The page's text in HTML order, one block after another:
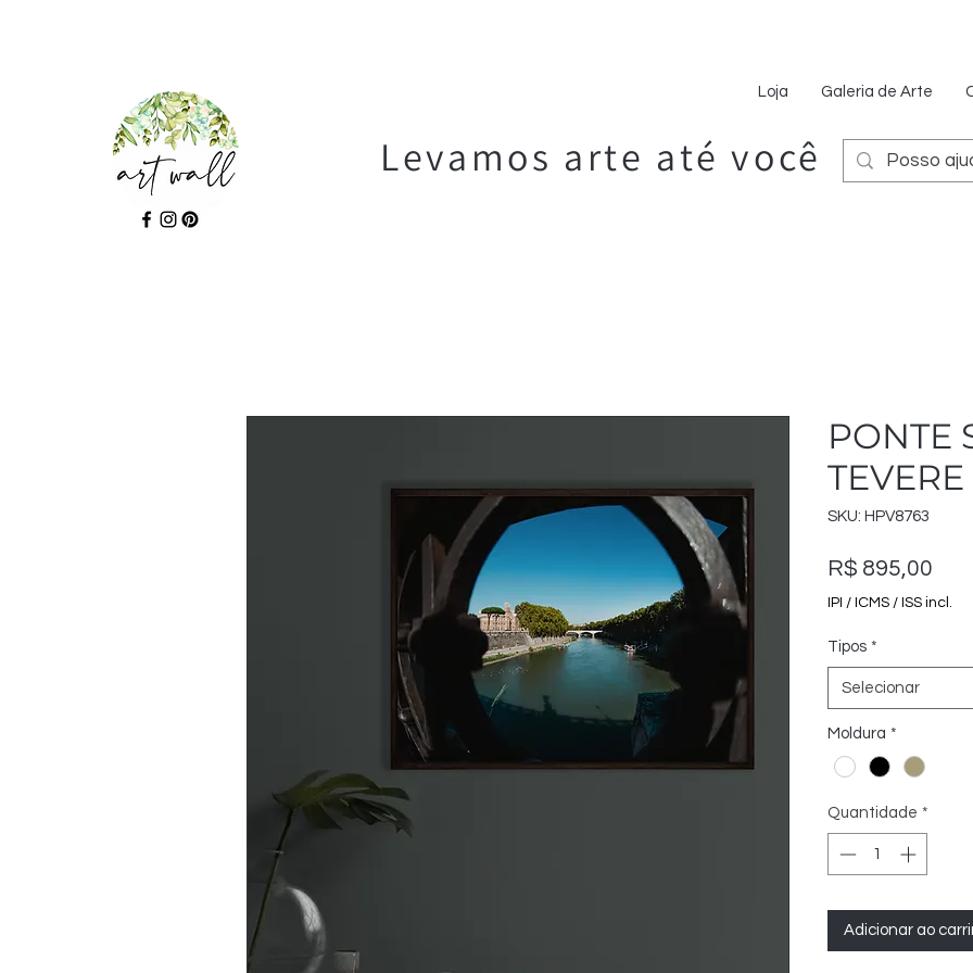
Loja Galeria de Arte
Levamos arte até você
PONTE
SKU: HPV8763
R$ 895,00
IPI / ICMS / ISS incl.
Tipos *
Selecionar
Moldura *
Quantidade *
Adicionar ao